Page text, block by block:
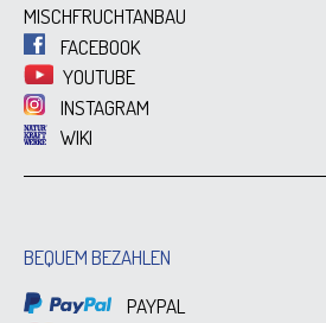
MISCHFRUCHTANBAU
FACEBOOK
YOUTUBE
INSTAGRAM
WIKI
BEQUEM BEZAHLEN
PAYPAL